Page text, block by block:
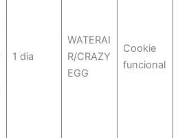
1 dia
WATERAI
R/CRAZY
EGG
Cookie
funcional